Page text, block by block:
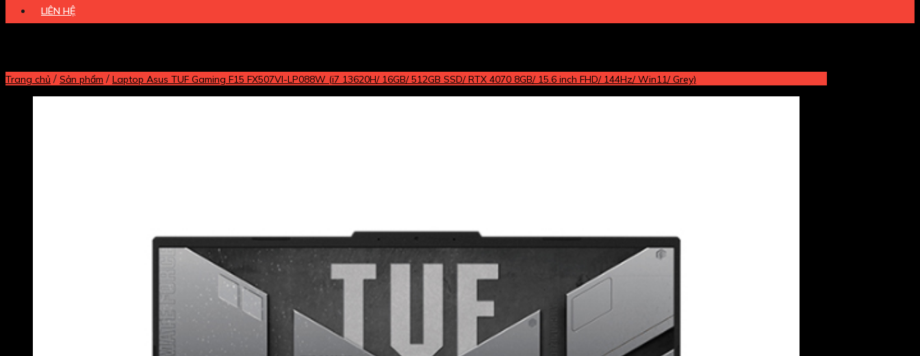
LIÊN HỆ
Trang chủ / Sản phẩm / Laptop Asus TUF Gaming F15 FX507VI-LP088W (i7 13620H/ 16GB/ 512GB SSD/ RTX 4070 8GB/ 15.6 inch FHD/ 144Hz/ Win11/ Grey)